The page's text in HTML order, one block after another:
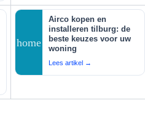
home
Airco kopen en
installeren tilburg: de
beste keuzes voor uw
woning
Lees artikel →